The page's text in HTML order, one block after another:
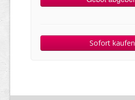
Sofort kaufen